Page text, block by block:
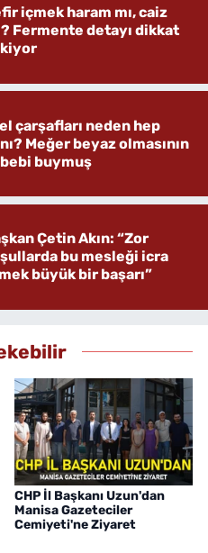
içmek haram mı, caiz
Fermente detayı dikkat
çarşafları neden hep
Meğer beyaz olmasının
buymuş
Çetin Akın: “Zor
bu mesleği icra
büyük bir başarı”
CHP İl Başkanı Uzun'dan
Manisa Gazeteciler
Cemiyeti'ne Ziyaret